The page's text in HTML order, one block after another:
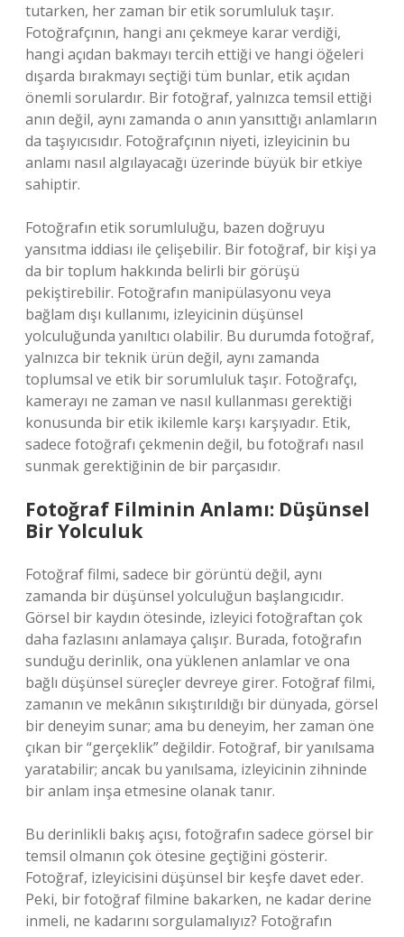
tutarken, her zaman bir etik sorumluluk taşır.
Fotoğrafçının, hangi anı çekmeye karar verdiği,
hangi açıdan bakmayı tercih ettiği ve hangi öğeleri
dışarda bırakmayı seçtiği tüm bunlar, etik açıdan
önemli sorulardır. Bir fotoğraf, yalnızca temsil ettiği
anın değil, aynı zamanda o anın yansıttığı anlamların
da taşıyıcısıdır. Fotoğrafçının niyeti, izleyicinin bu
anlamı nasıl algılayacağı üzerinde büyük bir etkiye
sahiptir.
Fotoğrafın etik sorumluluğu, bazen doğruyu
yansıtma iddiası ile çelişebilir. Bir fotoğraf, bir kişi ya
da bir toplum hakkında belirli bir görüşü
pekiştirebilir. Fotoğrafın manipülasyonu veya
bağlam dışı kullanımı, izleyicinin düşünsel
yolculuğunda yanıltıcı olabilir. Bu durumda fotoğraf,
yalnızca bir teknik ürün değil, aynı zamanda
toplumsal ve etik bir sorumluluk taşır. Fotoğrafçı,
kamerayı ne zaman ve nasıl kullanması gerektiği
konusunda bir etik ikilemle karşı karşıyadır. Etik,
sadece fotoğrafı çekmenin değil, bu fotoğrafı nasıl
sunmak gerektiğinin de bir parçasıdır.
Fotoğraf Filminin Anlamı: Düşünsel
Bir Yolculuk
Fotoğraf filmi, sadece bir görüntü değil, aynı
zamanda bir düşünsel yolculuğun başlangıcıdır.
Görsel bir kaydın ötesinde, izleyici fotoğraftan çok
daha fazlasını anlamaya çalışır. Burada, fotoğrafın
sunduğu derinlik, ona yüklenen anlamlar ve ona
bağlı düşünsel süreçler devreye girer. Fotoğraf filmi,
zamanın ve mekânın sıkıştırıldığı bir dünyada, görsel
bir deneyim sunar; ama bu deneyim, her zaman öne
çıkan bir “gerçeklik” değildir. Fotoğraf, bir yanılsama
yaratabilir; ancak bu yanılsama, izleyicinin zihninde
bir anlam inşa etmesine olanak tanır.
Bu derinlikli bakış açısı, fotoğrafın sadece görsel bir
temsil olmanın çok ötesine geçtiğini gösterir.
Fotoğraf, izleyicisini düşünsel bir keşfe davet eder.
Peki, bir fotoğraf filmine bakarken, ne kadar derine
inmeli, ne kadarını sorgulamalıyız? Fotoğrafın